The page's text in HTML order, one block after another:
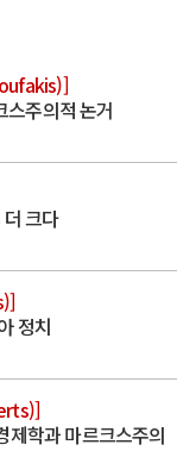
스주의적 논거
크다
정치
제학과 마르크스주의